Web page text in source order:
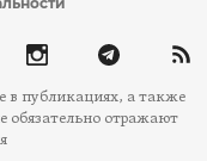
в публикациях, а также
обязательно отражают